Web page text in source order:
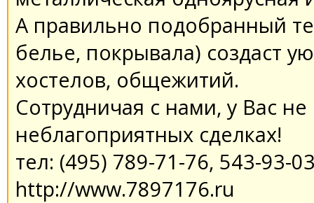
А правильно подобранный
белье, покрывала) создаст
хостелов, общежитий.
Сотрудничая с нами, у Вас
неблагоприятных сделках!
тел: (495) 789-71-76, 543-93-
http://www.7897176.ru